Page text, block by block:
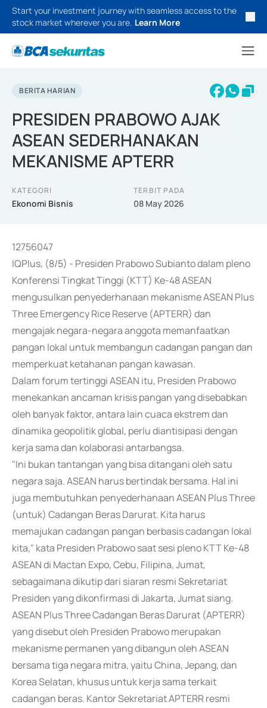
Start your investment journey with seamless access to the
stock market wherever you are. Learn More
BERITA HARIAN
PRESIDEN PRABOWO AJAK
ASEAN SEDERHANAKAN
MEKANISME APTERR
KATEGORI
Ekonomi Bisnis
TERBIT PADA
08 May 2026
12756047
IQPlus, (8/5) - Presiden Prabowo Subianto dalam pleno
Konferensi Tingkat Tinggi (KTT) Ke-48 ASEAN
mengusulkan penyederhanaan mekanisme ASEAN Plus
Three Emergency Rice Reserve (APTERR) dan
mengajak negara-negara anggota memanfaatkan
pangan lokal untuk membangun cadangan pangan dan
memperkuat ketahanan pangan kawasan.
Dalam forum tertinggi ASEAN itu, Presiden Prabowo
menekankan ancaman krisis pangan yang disebabkan
oleh banyak faktor, antara lain cuaca ekstrem dan
dinamika geopolitik global, perlu diantisipasi dengan
kerja sama dan kolaborasi antarbangsa.
"Ini bukan tantangan yang bisa ditangani oleh satu
negara saja. ASEAN harus bertindak bersama. Hal ini
juga membutuhkan penyederhanaan ASEAN Plus Three
(untuk) Cadangan Beras Darurat. Kita harus
memajukan cadangan pangan berbasis cadangan lokal
kita," kata Presiden Prabowo saat sesi pleno KTT Ke-48
ASEAN di Mactan Expo, Cebu, Filipina, Jumat,
sebagaimana dikutip dari siaran resmi Sekretariat
Presiden yang dikonfirmasi di Jakarta, Jumat siang.
ASEAN Plus Three Cadangan Beras Darurat (APTERR)
yang disebut oleh Presiden Prabowo merupakan
mekanisme permanen yang dibangun oleh ASEAN
bersama tiga negara mitra, yaitu China, Jepang, dan
Korea Selatan, khusus untuk kerja sama terkait
cadangan beras. Kantor Sekretariat APTERR resmi